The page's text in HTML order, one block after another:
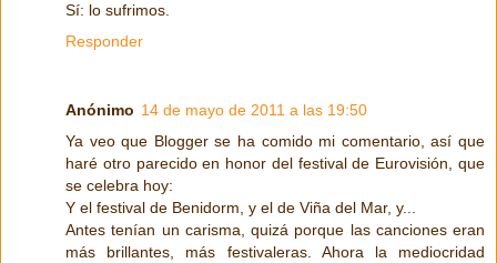
Sí: lo sufrimos.
Responder
Anónimo 14 de mayo de 2011 a las 19:50
Ya veo que Blogger se ha comido mi comentario, así que
haré otro parecido en honor del festival de Eurovisión, que
se celebra hoy:
Y el festival de Benidorm, y el de Viña del Mar, y...
Antes tenían un carisma, quizá porque las canciones eran
más brillantes, más festivaleras. Ahora la mediocridad